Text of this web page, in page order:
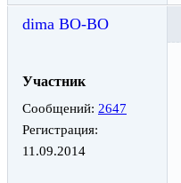
dima BO-BO
Участник
Сообщений: 2647
Регистрация:
11.09.2014